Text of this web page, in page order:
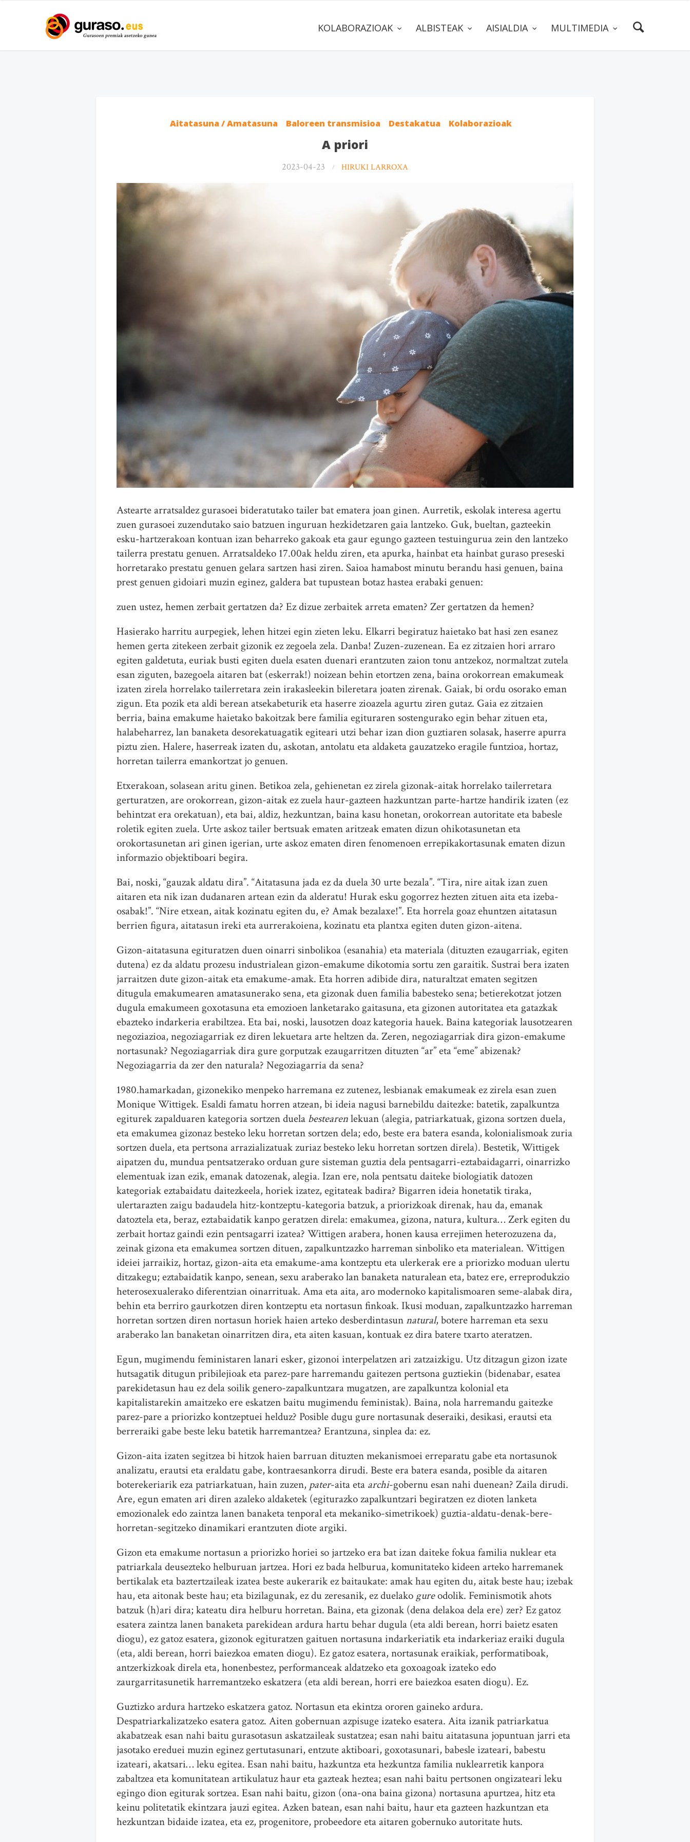
KOLABORAZIOAK ALBISTEAK AISIALDIA MULTIMEDIA
Aitatasuna / Amatasuna Baloreen transmisioa Destakatua Kolaborazioak
A priori
2023-04-23 HIRUKI LARROXA
Astearte arratsaldez gurasoei bideratutako tailer bat ematera joan ginen. Aurretik, eskolak interesa agertu
zuen gurasoei zuzendutako saio batzuen inguruan hezkidetzaren gaia lantzeko. Guk, bueltan, gazteekin
esku-hartzerakoan kontuan izan beharreko gakoak eta gaur egungo gazteen testuingurua zein den lantzeko
tailerra prestatu genuen. Arratsaldeko 17.00ak heldu ziren, eta apurka, hainbat eta hainbat guraso preseski
horretarako prestatu genuen gelara sartzen hasi ziren. Saioa hamabost minutu berandu hasi genuen, baina
prest genuen gidoiari muzin eginez, galdera bat tupustean botaz hastea erabaki genuen:
zuen ustez, hemen zerbait gertatzen da? Ez dizue zerbaitek arreta ematen? Zer gertatzen da hemen?
Hasierako harritu aurpegiek, lehen hitzei egin zieten leku. Elkarri begiratuz haietako bat hasi zen esanez
hemen gerta zitekeen zerbait gizonik ez zegoela zela. Danba! Zuzen-zuzenean. Ea ez zitzaien hori arraro
egiten galdetuta, euriak busti egiten duela esaten duenari erantzuten zaion tonu antzekoz, normaltzat zutela
esan ziguten, bazegoela aitaren bat (eskerrak!) noizean behin etortzen zena, baina orokorrean emakumeak
izaten zirela horrelako tailerretara zein irakasleekin bileretara joaten zirenak. Gaiak, bi ordu osorako eman
zigun. Eta pozik eta aldi berean atsekabeturik eta haserre zioazela agurtu ziren gutaz. Gaia ez zitzaien
berria, baina emakume haietako bakoitzak bere familia egituraren sostengurako egin behar zituen eta,
halabeharrez, lan banaketa desorekatuagatik egiteari utzi behar izan dion guztiaren solasak, haserre apurra
piztu zien. Halere, haserreak izaten du, askotan, antolatu eta aldaketa gauzatzeko eragile funtzioa, hortaz,
horretan tailerra emankortzat jo genuen.
Etxerakoan, solasean aritu ginen. Betikoa zela, gehienetan ez zirela gizonak-aitak horrelako tailerretara
gerturatzen, are orokorrean, gizon-aitak ez zuela haur-gazteen hazkuntzan parte-hartze handirik izaten (ez
behintzat era orekatuan), eta bai, aldiz, hezkuntzan, baina kasu honetan, orokorrean autoritate eta babesle
roletik egiten zuela. Urte askoz tailer bertsuak ematen aritzeak ematen dizun ohikotasunetan eta
orokortasunetan ari ginen igerian, urte askoz ematen diren fenomenoen errepikakortasunak ematen dizun
informazio objektiboari begira.
Bai, noski, “gauzak aldatu dira”. “Aitatasuna jada ez da duela 30 urte bezala”. “Tira, nire aitak izan zuen
aitaren eta nik izan dudanaren artean ezin da alderatu! Hurak esku gogorrez hezten zituen aita eta izeba-
osabak!”. “Nire etxean, aitak kozinatu egiten du, e? Amak bezalaxe!”. Eta horrela goaz ehuntzen aitatasun
berrien figura, aitatasun ireki eta aurrerakoiena, kozinatu eta plantxa egiten duten gizon-aitena.
Gizon-aitatasuna egituratzen duen oinarri sinbolikoa (esanahia) eta materiala (dituzten ezaugarriak, egiten
dutena) ez da aldatu prozesu industrialean gizon-emakume dikotomia sortu zen garaitik. Sustrai bera izaten
jarraitzen dute gizon-aitak eta emakume-amak. Eta horren adibide dira, naturaltzat ematen segitzen
ditugula emakumearen amatasunerako sena, eta gizonak duen familia babesteko sena; betierekotzat jotzen
dugula emakumeen goxotasuna eta emozioen lanketarako gaitasuna, eta gizonen autoritatea eta gatazkak
ebazteko indarkeria erabiltzea. Eta bai, noski, lausotzen doaz kategoria hauek. Baina kategoriak lausotzearen
negoziazioa, negoziagarriak ez diren lekuetara arte heltzen da. Zeren, negoziagarriak dira gizon-emakume
nortasunak? Negoziagarriak dira gure gorputzak ezaugarritzen dituzten “ar” eta “eme” abizenak?
Negoziagarria da zer den naturala? Negoziagarria da sena?
1980.hamarkadan, gizonekiko menpeko harremana ez zutenez, lesbianak emakumeak ez zirela esan zuen
Monique Wittigek. Esaldi famatu horren atzean, bi ideia nagusi barnebildu daitezke: batetik, zapalkuntza
egiturek zapalduaren kategoria sortzen duela bestearenlekuan (alegia, patriarkatuak, gizona sortzen duela,
eta emakumea gizonaz besteko leku horretan sortzen dela; edo, beste era batera esanda, kolonialismoak zuria
sortzen duela, eta pertsona arrazializatuak zuriaz besteko leku horretan sortzen direla). Bestetik, Wittigek
aipatzen du, mundua pentsatzerako orduan gure sisteman guztia dela pentsagarri-eztabaidagarri, oinarrizko
elementuak izan ezik, emanak datozenak, alegia. Izan ere, nola pentsatu daiteke biologiatik datozen
kategoriak eztabaidatu daitezkeela, horiek izatez, egitateak badira? Bigarren ideia honetatik tiraka,
ulertarazten zaigu badaudela hitz-kontzeptu-kategoria batzuk, a priorizkoak direnak, hau da, emanak
datoztela eta, beraz, eztabaidatik kanpo geratzen direla: emakumea, gizona, natura, kultura… Zerk egiten du
zerbait hortaz gaindi ezin pentsagarri izatea? Wittigen arabera, honen kausa errejimen heterozuzena da,
zeinak gizona eta emakumea sortzen dituen, zapalkuntzazko harreman sinboliko eta materialean. Wittigen
ideiei jarraikiz, hortaz, gizon-aita eta emakume-ama kontzeptu eta ulerkerak ere a priorizko moduan ulertu
ditzakegu; eztabaidatik kanpo, senean, sexu araberako lan banaketa naturalean eta, batez ere, erreprodukzio
heterosexualerako diferentzian oinarrituak. Ama eta aita, aro modernoko kapitalismoaren seme-alabak dira,
behin eta berriro gaurkotzen diren kontzeptu eta nortasun finkoak. Ikusi moduan, zapalkuntzazko harreman
horretan sortzen diren nortasun horiek haien arteko desberdintasunnatural, botere harreman eta sexu
araberako lan banaketan oinarritzen dira, eta aiten kasuan, kontuak ez dira batere txarto ateratzen.
Egun, mugimendu feministaren lanari esker, gizonoi interpelatzen ari zatzaizkigu. Utz ditzagun gizon izate
hutsagatik ditugun pribilejioak eta parez-pare harremandu gaitezen pertsona guztiekin (bidenabar, esatea
parekidetasun hau ez dela soilik genero-zapalkuntzara mugatzen, are zapalkuntza kolonial eta
kapitalistarekin amaitzeko ere eskatzen baitu mugimendu feministak). Baina, nola harremandu gaitezke
parez-pare a priorizko kontzeptuei helduz? Posible dugu gure nortasunak deseraiki, desikasi, erautsi eta
berreraiki gabe beste leku batetik harremantzea? Erantzuna, sinplea da: ez.
Gizon-aita izaten segitzea bi hitzok haien barruan dituzten mekanismoei erreparatu gabe eta nortasunok
analizatu, erautsi eta eraldatu gabe, kontraesankorra dirudi. Beste era batera esanda, posible da aitaren
boterekeriarik eza patriarkatuan, hain zuzen, pater-aita eta archi-gobernu esan nahi duenean? Zaila dirudi.
Are, egun ematen ari diren azaleko aldaketek (egiturazko zapalkuntzari begiratzen ez dioten lanketa
emozionalek edo zaintza lanen banaketa tenporal eta mekaniko-simetrikoek) guztia-aldatu-denak-bere-
horretan-segitzeko dinamikari erantzuten diote argiki.
Gizon eta emakume nortasun a priorizko horiei so jartzeko era bat izan daiteke fokua familia nuklear eta
patriarkala deusezteko helburuan jartzea. Hori ez bada helburua, komunitateko kideen arteko harremanek
bertikalak eta baztertzaileak izatea beste aukerarik ez baitaukate: amak hau egiten du, aitak beste hau; izebak
hau, eta aitonak beste hau; eta bizilagunak, ez du zeresanik, ez duelako gureodolik. Feminismotik ahots
batzuk (h)ari dira; kateatu dira helburu horretan. Baina, eta gizonak (dena delakoa dela ere) zer? Ez gatoz
esatera zaintza lanen banaketa parekidean ardura hartu behar dugula (eta aldi berean, horri baietz esaten
diogu), ez gatoz esatera, gizonok egituratzen gaituen nortasuna indarkeriatik eta indarkeriaz eraiki dugula
(eta, aldi berean, horri baiezkoa ematen diogu). Ez gatoz esatera, nortasunak eraikiak, performatiboak,
antzerkizkoak direla eta, honenbestez, performanceak aldatzeko eta goxoagoak izateko edo
zaurgarritasunetik harremantzeko eskatzera (eta aldi berean, horri ere baiezkoa esaten diogu). Ez.
Guztizko ardura hartzeko eskatzera gatoz. Nortasun eta ekintza ororen gaineko ardura.
Despatriarkalizatzeko esatera gatoz. Aiten gobernuan azpisuge izateko esatera. Aita izanik patriarkatua
akabatzeak esan nahi baitu gurasotasun askatzaileak sustatzea; esan nahi baitu aitatasuna jopuntuan jarri eta
jasotako ereduei muzin eginez gertutasunari, entzute aktiboari, goxotasunari, babesle izateari, babestu
izateari, akatsari… leku egitea. Esan nahi baitu, hazkuntza eta hezkuntza familia nuklearretik kanpora
zabaltzea eta komunitatean artikulatuz haur eta gazteak heztea; esan nahi baitu pertsonen ongizateari leku
egingo dion egiturak sortzea. Esan nahi baitu, gizon (ona-ona baina gizona) nortasuna apurtzea, hitz eta
keinu politetatik ekintzara jauzi egitea. Azken batean, esan nahi baitu, haur eta gazteen hazkuntzan eta
hezkuntzan bidaide izatea, eta ez, progenitore, probeedore eta aitaren gobernuko autoritate huts.